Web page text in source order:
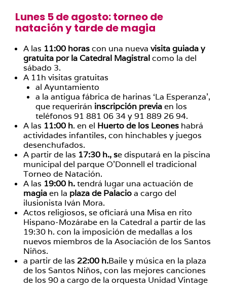
Lunes 5 de agosto: torneo de
natación y tarde de magia
A las 11:00 horascon una nueva visita guiada y
gratuita por la Catedral Magistralcomo la del
sábado 3.
A 11h visitas gratuitas
al Ayuntamiento
a la antigua fábrica de harinas ‘La Esperanza’,
que requerirán inscripción previaen los
teléfonos 91 881 06 34 y 91 889 26 94.
A las 11:00 h. en el Huerto de los Leones habrá
actividades infantiles, con hinchables y juegos
desenchufados.
A partir de las 17:30 h., se disputará en la piscina
municipal del parque O’Donnell el tradicional
Torneo de Natación.
A las 19:00 h.tendrá lugar una actuación de
magiaen la plaza de Palacioa cargo del
ilusionista Iván Mora.
Actos religiosos, se oficiará una Misa en rito
Hispano-Mozárabe en la Catedral a partir de las
19:30 h. con la imposición de medallas a los
nuevos miembros de la Asociación de los Santos
Niños.
a partir de las 22:00 h.Baile y música en la plaza
de los Santos Niños, con las mejores canciones
de los 90 a cargo de la orquesta Unidad Vintage